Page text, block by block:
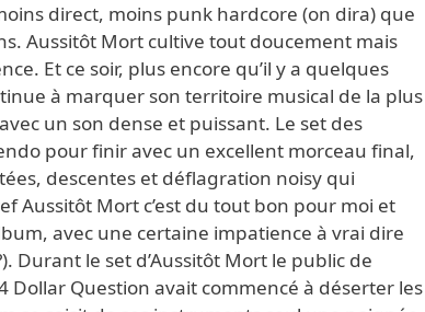
direct, moins punk hardcore (on dira) que
Aussitôt Mort cultive tout doucement mais
Et ce soir, plus encore qu’il y a quelques
à marquer son territoire musical de la plus
un son dense et puissant. Le set des
pour finir avec un excellent morceau final,
descentes et déflagration noisy qui
Aussitôt Mort c’est du tout bon pour moi et
avec une certaine impatience à vrai dire
Durant le set d’Aussitôt Mort le public de
Dollar Question avait commencé à déserter les